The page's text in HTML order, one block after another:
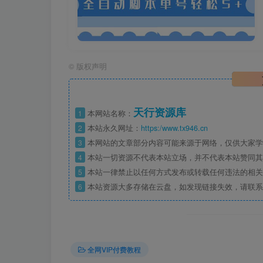
© 版权声明
1 本网站名称： 天行资源库
2 本站永久网址： https:/www.tx946.cn
3 本网站的文章部分内容可能来源于网络，仅供大家
4 本站一切资源不代表本站立场，并不代表本站赞同
5 本站一律禁止以任何方式发布或转载任何违法的相
6 本站资源大多存储在云盘，如发现链接失效，请联
全网VIP付费教程